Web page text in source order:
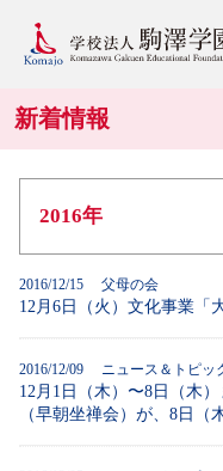
新着情報
2016年
2016/12/15 父母の会
12月6日（火）文化事業「
2016/12/09 ニュース＆トピッ
12月1日（木）〜8日（木
（早朝坐禅会）が、8日（